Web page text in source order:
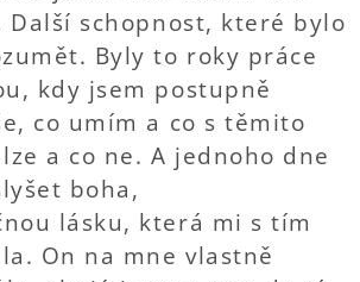
Další schopnost, které bylo
Byly to roky práce
kdy jsem postupně
co umím a co s těmito
a co ne. A jednoho dne
boha,
lásku, která mi s tím
On na mne vlastně